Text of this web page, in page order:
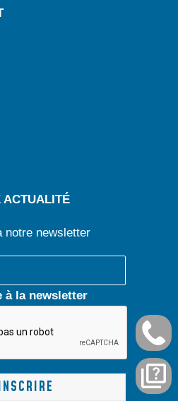
ACTUALITÉ
notre newsletter
à la newsletter